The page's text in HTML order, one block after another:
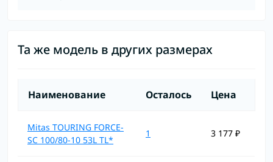
Та же модель в других размерах
Наименование Осталось Цена
Mitas TOURING FORCE-
SC 100/80-10 53L TL*
1 3 177 ₽